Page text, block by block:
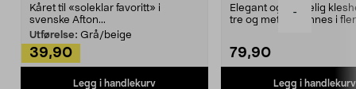
-
Kåret til «soleklar favoritt» i
svenske Afton...
Utførelse: Grå/beige
39,90
Legg i handlekurv
Elegant og skikkelig
tre og metall – finnes i
79,90
Legg i handlekurv